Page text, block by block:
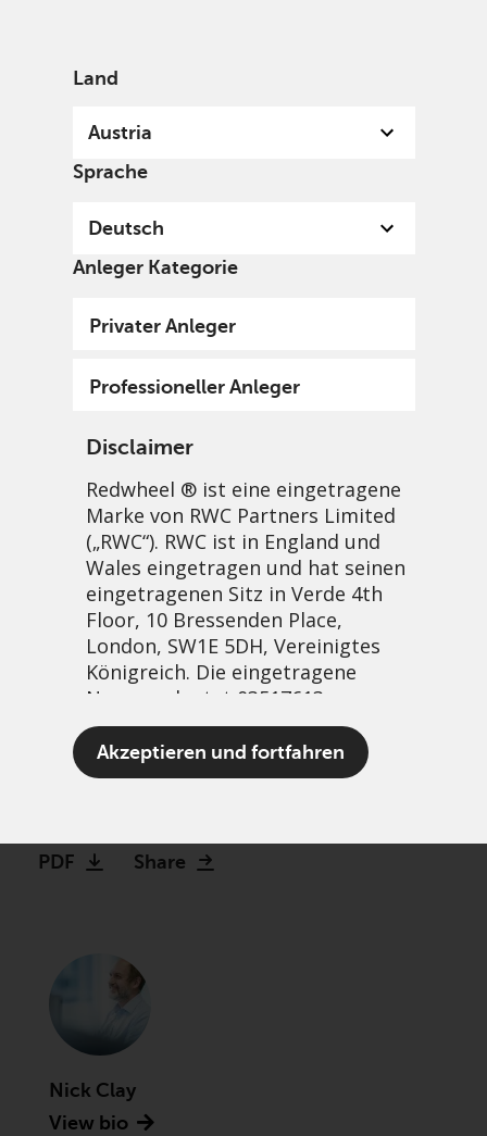
Land
Austria
Sprache
Deutsch
Anleger Kategorie
Privater Anleger
Professioneller Anleger
Disclaimer
Redwheel ® ist eine eingetragene
Marke von RWC Partners Limited
(„RWC“). RWC ist in England und
Wales eingetragen und hat seinen
eingetragenen Sitz in Verde 4th
Floor, 10 Bressenden Place,
London, SW1E 5DH, Vereinigtes
Königreich. Die eingetragene
Nummer lautet 03517613.
Marke Redwheel umfassen,
Authority und, im Fall von RWC
Asset Management LLP, von den
US Securities and Exchange
Commission zugelassen und
reguliert werden Exchange
Commission („SEC“); RWC Asset
Advisors (US) LLC, das bei der SEC
Akzeptieren und fortfahren
Watch: Making the case for
Global Equity Income
PDF Share
Nick Clay
View bio